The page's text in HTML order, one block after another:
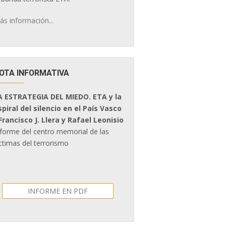
información...
INFORMATIVA
ESTRATEGIA DEL MIEDO. ETA y la
del silencio en el País Vasco
J. Llera y Rafael Leonisio
del centro memorial de las
del terrorismo
INFORME EN PDF